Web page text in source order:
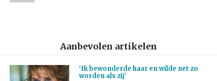
Aanbevolen artikelen
‘Ik bewonderde haar en wilde net zo
worden als zij’